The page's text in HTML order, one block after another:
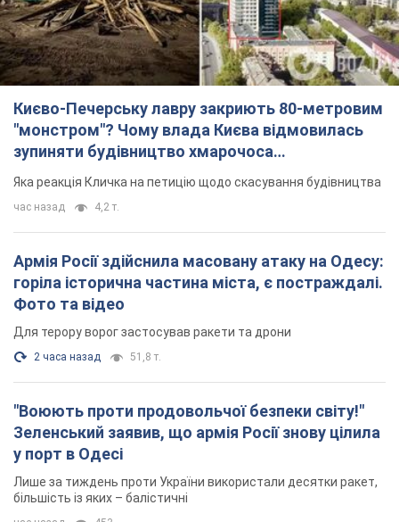
Києво-Печерську лавру закриють 80-метровим
"монстром"? Чому влада Києва відмовилась
зупиняти будівництво хмарочоса
"московського вірянина"
Яка реакція Кличка на петицію щодо скасування будівництва
час назад 4,2 т.
Армія Росії здійснила масовану атаку на Одесу:
горіла історична частина міста, є постраждалі.
Фото та відео
Для терору ворог застосував ракети та дрони
2 часа назад 51,8 т.
"Воюють проти продовольчої безпеки світу!"
Зеленський заявив, що армія Росії знову цілила
у порт в Одесі
Лише за тиждень проти України використали десятки ракет,
більшість із яких – балістичні